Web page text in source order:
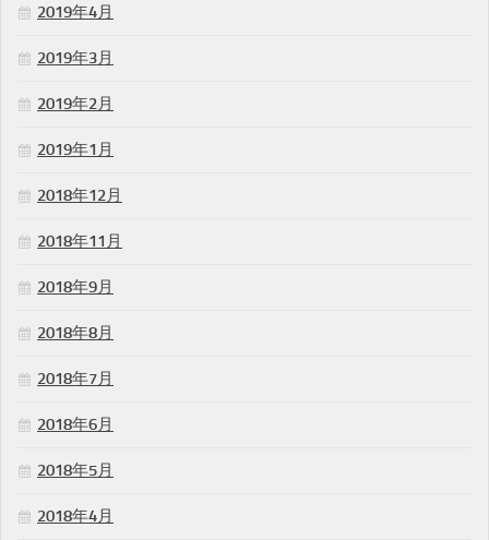
2019年4月
2019年3月
2019年2月
2019年1月
2018年12月
2018年11月
2018年9月
2018年8月
2018年7月
2018年6月
2018年5月
2018年4月